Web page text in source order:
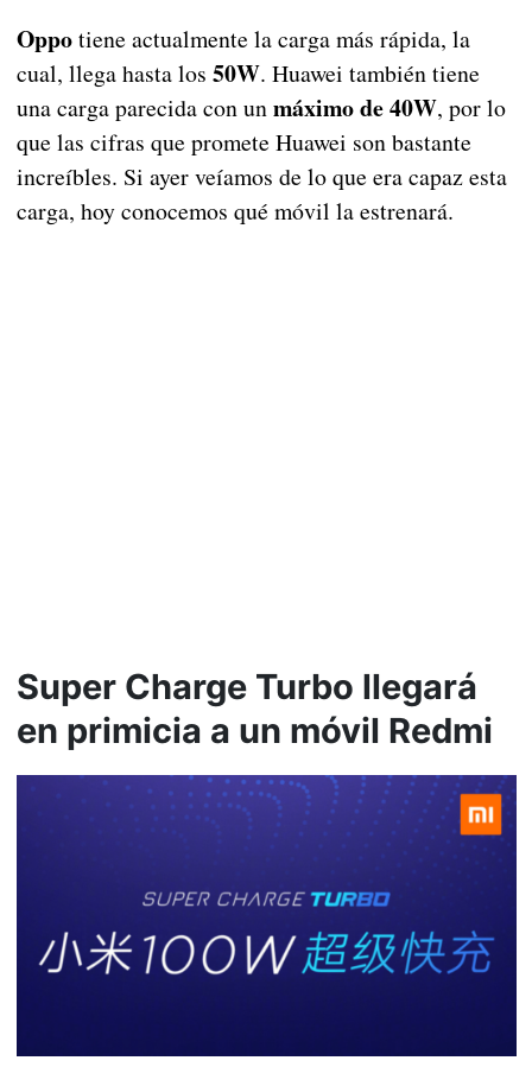
Oppotiene actualmente la carga más rápida, la
cual, llega hasta los 50W. Huawei también tiene
una carga parecida con unmáximo de 40W, por lo
que las cifras que promete Huawei son bastante
increíbles. Si ayer veíamos de lo que era capaz esta
carga, hoy conocemos qué móvil la estrenará.
Super Charge Turbo llegará
en primicia a un móvil Redmi